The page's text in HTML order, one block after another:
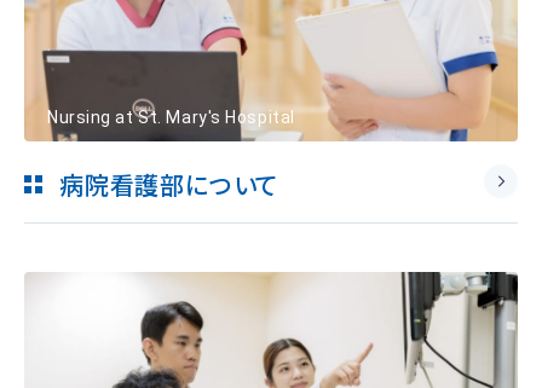
Nursing at St. Mary's Hospital
病院看護部について